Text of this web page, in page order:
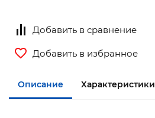
Добавить в сравнение
Добавить в избранное
Описание Характеристики